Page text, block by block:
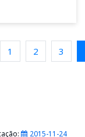
2015-11-24
1 2 3